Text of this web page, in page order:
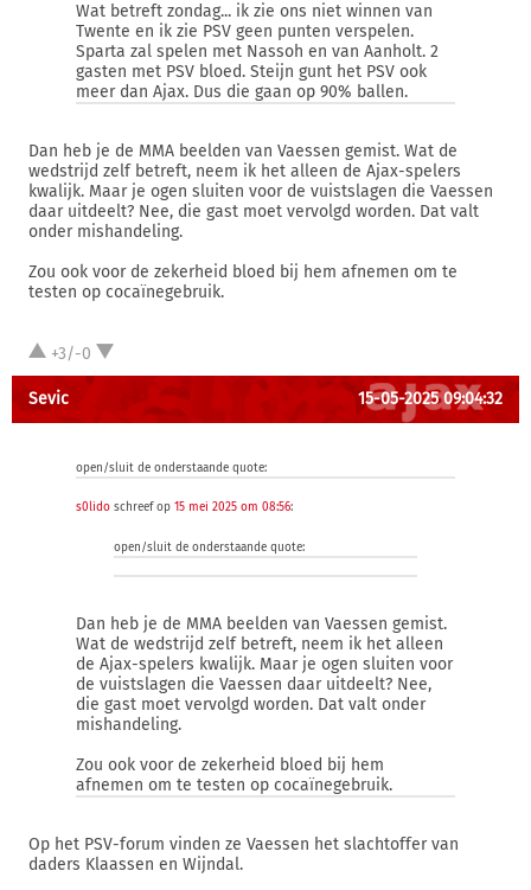
Wat betreft zondag... ik zie ons niet winnen van
Twente en ik zie PSV geen punten verspelen.
Sparta zal spelen met Nassoh en van Aanholt. 2
gasten met PSV bloed. Steijn gunt het PSV ook
meer dan Ajax. Dus die gaan op 90% ballen.
Dan heb je de MMA beelden van Vaessen gemist. Wat de
wedstrijd zelf betreft, neem ik het alleen de Ajax-spelers
kwalijk. Maar je ogen sluiten voor de vuistslagen die Vaessen
daar uitdeelt? Nee, die gast moet vervolgd worden. Dat valt
onder mishandeling.
Zou ook voor de zekerheid bloed bij hem afnemen om te
testen op cocaïnegebruik.
+3/-0
Sevic 15-05-2025 09:04:32
open/sluit de onderstaande quote:
s0lido schreef op 15 mei 2025 om 08:56:
open/sluit de onderstaande quote:
Dan heb je de MMA beelden van Vaessen gemist.
Wat de wedstrijd zelf betreft, neem ik het alleen
de Ajax-spelers kwalijk. Maar je ogen sluiten voor
de vuistslagen die Vaessen daar uitdeelt? Nee,
die gast moet vervolgd worden. Dat valt onder
mishandeling.
Zou ook voor de zekerheid bloed bij hem
afnemen om te testen op cocaïnegebruik.
Op het PSV-forum vinden ze Vaessen het slachtoffer van
daders Klaassen en Wijndal.